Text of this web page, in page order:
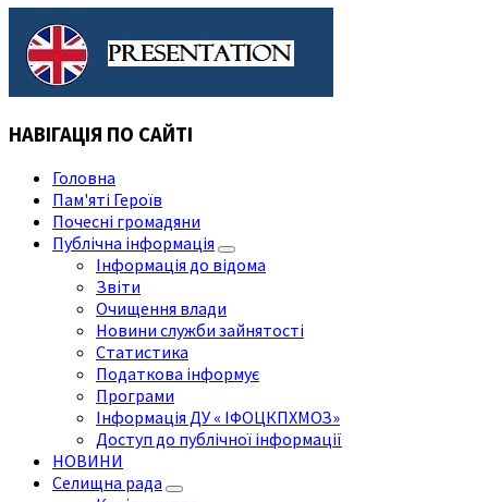
НАВІГАЦІЯ ПО САЙТІ
Головна
Пам'яті Героїв
Почесні громадяни
Публічна інформація
Інформація до відома
Звіти
Очищення влади
Новини служби зайнятості
Статистика
Податкова інформує
Програми
Інформація ДУ « ІФОЦКПХМОЗ»
Доступ до публічної інформації
НОВИНИ
Селищна рада